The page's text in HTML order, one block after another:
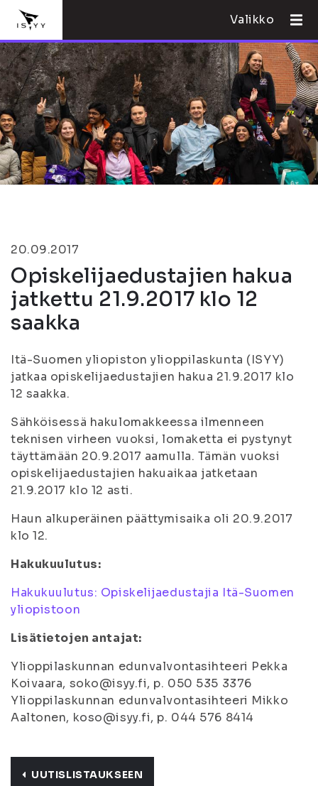
Valikko
20.09.2017
Opiskelijaedustajien hakua
jatkettu 21.9.2017 klo 12
saakka
Itä-Suomen yliopiston ylioppilaskunta (ISYY)
jatkaa opiskelijaedustajien hakua 21.9.2017 klo
12 saakka.
Sähköisessä hakulomakkeessa ilmenneen
teknisen virheen vuoksi, lomaketta ei pystynyt
täyttämään 20.9.2017 aamulla. Tämän vuoksi
opiskelijaedustajien hakuaikaa jatketaan
21.9.2017 klo 12 asti.
Haun alkuperäinen päättymisaika oli 20.9.2017
klo 12.
Hakukuulutus:
Hakukuulutus: Opiskelijaedustajia Itä-Suomen
yliopistoon
Lisätietojen antajat:
Ylioppilaskunnan edunvalvontasihteeri Pekka
Koivaara, soko@isyy.fi, p. 050 535 3376
Ylioppilaskunnan edunvalvontasihteeri Mikko
Aaltonen, koso@isyy.fi, p. 044 576 8414
UUTISLISTAUKSEEN